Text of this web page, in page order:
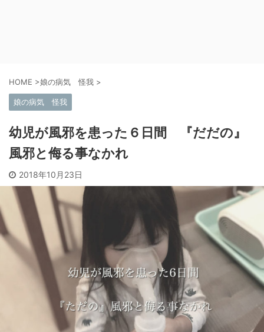
HOME >娘の病気 怪我 >
娘の病気 怪我
幼児が風邪を患った６日間 『だだの』
風邪と侮る事なかれ
2018年10月23日